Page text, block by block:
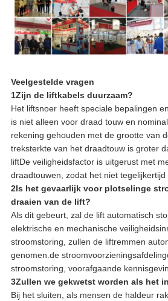
Veelgestelde vragen
1Zijn de liftkabels duurzaam?
Het liftsnoer heeft speciale bepalingen
is niet alleen voor draad touw en
rekening gehouden met de grootte van
treksterkte van het draadtouw is groter
liftDe veiligheidsfactor is uitgerust met
draadtouwen, zodat het niet tegelijkertijd
2Is het gevaarlijk voor plotselinge
draaien van de lift?
Als dit gebeurt, zal de lift automatisch
elektrische en mechanische
stroomstoring, zullen de liftremmen
genomen.de
stroomstoring, voorafgaande
3Zullen we gekwetst worden als het
Bij het sluiten, als mensen de haldeur